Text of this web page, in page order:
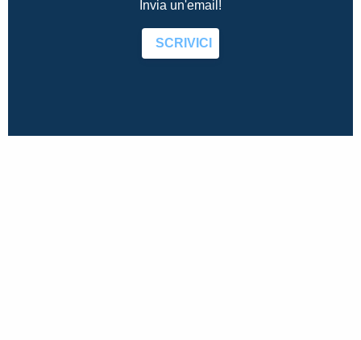
Invia un'email!
SCRIVICI